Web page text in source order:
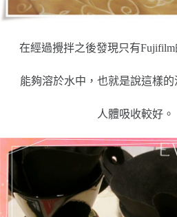
在經過攪拌之後發現只有Fujifilm
能夠溶於水中，也就是說這樣
人體吸收較好。